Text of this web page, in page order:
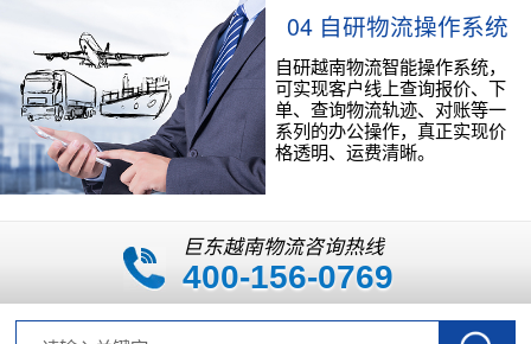
04 自研物流操作系统
自研越南物流智能操作系统，
可实现客户线上查询报价、下
单、查询物流轨迹、对账等一
系列的办公操作，真正实现价
格透明、运费清晰。
巨东越南物流咨询热线
400-156-0769